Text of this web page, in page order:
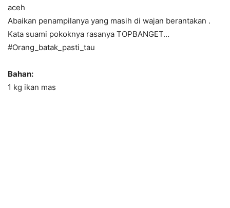
aceh
Abaikan penampilanya yang masih di wajan berantakan .
Kata suami pokoknya rasanya TOPBANGET…
#Orang_batak_pasti_tau
Bahan:
1 kg ikan mas